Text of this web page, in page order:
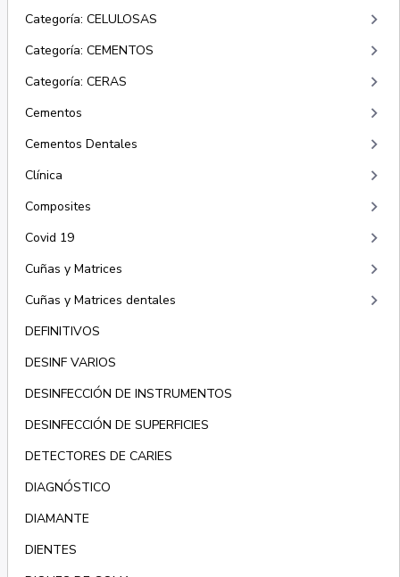
Categoría: CELULOSAS keyboard_arrow_right
Categoría: CEMENTOS keyboard_arrow_right
Categoría: CERAS keyboard_arrow_right
Cementos keyboard_arrow_right
Cementos Dentales keyboard_arrow_right
Clínica keyboard_arrow_right
Composites keyboard_arrow_right
Covid 19 keyboard_arrow_right
Cuñas y Matrices keyboard_arrow_right
Cuñas y Matrices dentales keyboard_arrow_right
DEFINITIVOS
DESINF VARIOS
DESINFECCIÓN DE INSTRUMENTOS
DESINFECCIÓN DE SUPERFICIES
DETECTORES DE CARIES
DIAGNÓSTICO
DIAMANTE
DIENTES